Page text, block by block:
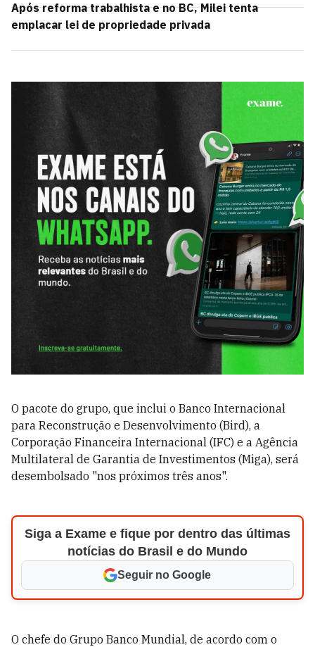
Após reforma trabalhista e no BC, Milei tenta
emplacar lei de propriedade privada
O pacote do grupo, que inclui o Banco Internacional
para Reconstrução e Desenvolvimento (Bird), a
Corporação Financeira Internacional (IFC) e a Agência
Multilateral de Garantia de Investimentos (Miga), será
desembolsado "nos próximos três anos".
Siga a Exame e fique por dentro das últimas
notícias do Brasil e do Mundo
Seguir no Google
O chefe do Grupo Banco Mundial, de acordo com o